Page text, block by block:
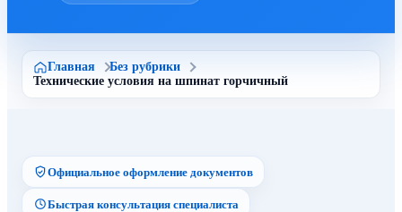
Главная
Без рубрики
Технические условия на шпинат горчичный
Официальное оформление документов
Быстрая консультация специалиста